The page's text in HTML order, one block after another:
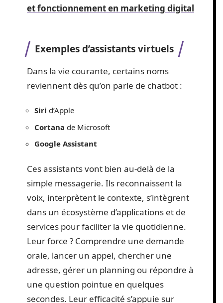
et fonctionnement en marketing digital
Exemples d’assistants virtuels
Dans la vie courante, certains noms
reviennent dès qu’on parle de chatbot :
Siri d’Apple
Cortana de Microsoft
Google Assistant
Ces assistants vont bien au-delà de la
simple messagerie. Ils reconnaissent la
voix, interprètent le contexte, s’intègrent
dans un écosystème d’applications et de
services pour faciliter la vie quotidienne.
Leur force ? Comprendre une demande
orale, lancer un appel, chercher une
adresse, gérer un planning ou répondre à
une question pointue en quelques
secondes. Leur efficacité s’appuie sur